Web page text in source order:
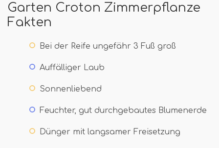
Garten Croton Zimmerpflanze
Fakten
Bei der Reife ungefähr 3 Fuß groß
Auffälliger Laub
Sonnenliebend
Feuchter, gut durchgebautes Blumenerde
Dünger mit langsamer Freisetzung